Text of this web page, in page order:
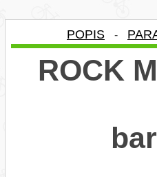
POPIS -
ROCK